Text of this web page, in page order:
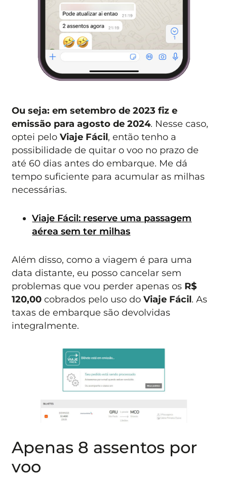
Ou seja: em setembro de 2023 fiz e
emissão para agosto de 2024. Nesse caso,
optei peloViaje Fácil, então tenho a
possibilidade de quitar o voo no prazo de
até 60 dias antes do embarque. Me dá
tempo suficiente para acumular as milhas
necessárias.
Viaje Fácil: reserve uma passagem
aérea sem ter milhas
Além disso, como a viagem é para uma
data distante, eu posso cancelar sem
problemas que vou perder apenas os R$
120,00 cobrados pelo uso doViaje Fácil. As
taxas de embarque são devolvidas
integralmente.
Apenas 8 assentos por
voo